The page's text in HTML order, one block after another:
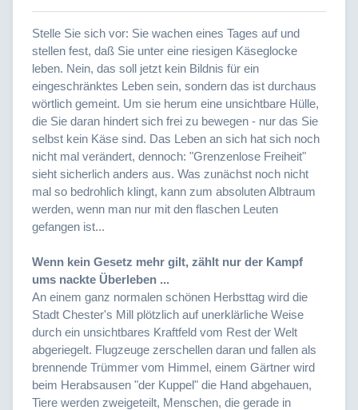
Stelle Sie sich vor: Sie wachen eines Tages auf und
stellen fest, daß Sie unter eine riesigen Käseglocke
leben. Nein, das soll jetzt kein Bildnis für ein
eingeschränktes Leben sein, sondern das ist durchaus
wörtlich gemeint. Um sie herum eine unsichtbare Hülle,
die Sie daran hindert sich frei zu bewegen - nur das Sie
selbst kein Käse sind. Das Leben an sich hat sich noch
nicht mal verändert, dennoch: "Grenzenlose Freiheit"
sieht sicherlich anders aus. Was zunächst noch nicht
mal so bedrohlich klingt, kann zum absoluten Albtraum
werden, wenn man nur mit den flaschen Leuten
gefangen ist...
Wenn kein Gesetz mehr gilt, zählt nur der Kampf
ums nackte Überleben ...
An einem ganz normalen schönen Herbsttag wird die
Stadt Chester's Mill plötzlich auf unerklärliche Weise
durch ein unsichtbares Kraftfeld vom Rest der Welt
abgeriegelt. Flugzeuge zerschellen daran und fallen als
brennende Trümmer vom Himmel, einem Gärtner wird
beim Herabsausen "der Kuppel" die Hand abgehauen,
Tiere werden zweigeteilt, Menschen, die gerade in